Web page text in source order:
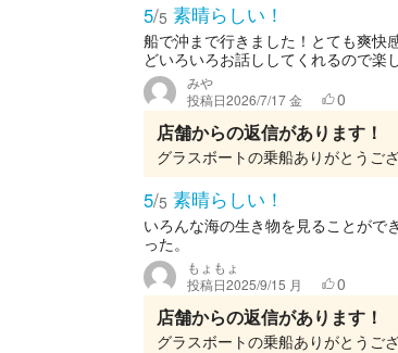
5/5 素晴らしい！
船で沖まで行きました！とても爽快
どいろいろお話ししてくれるので楽
みや
投稿日2026/7/17 金 0
店舗からの返信があります！
5/5 素晴らしい！
いろんな海の生き物を見ることがで
った。
もょもょ
投稿日2025/9/15 月 0
店舗からの返信があります！